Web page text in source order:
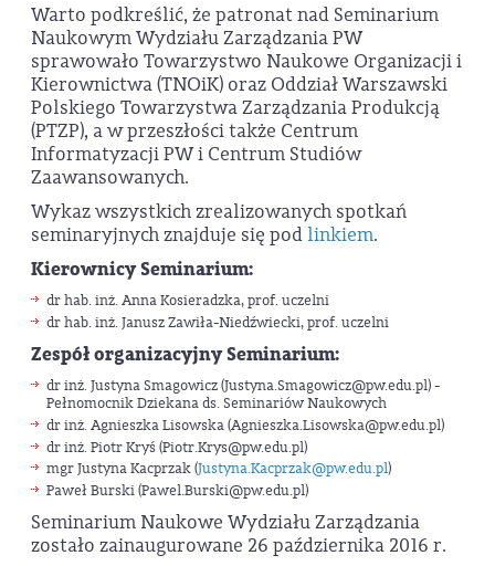
Warto podkreślić, że patronat nad Seminarium
Naukowym Wydziału Zarządzania PW
sprawowało Towarzystwo Naukowe Organizacji i
Kierownictwa (TNOiK) oraz Oddział Warszawski
Polskiego Towarzystwa Zarządzania Produkcją
(PTZP), a w przeszłości także Centrum
Informatyzacji PW i Centrum Studiów
Zaawansowanych.
Wykaz wszystkich zrealizowanych spotkań
seminaryjnych znajduje się pod linkiem.
Kierownicy Seminarium:
dr hab. inż. Anna Kosieradzka, prof. uczelni
dr hab. inż. Janusz Zawiła-Niedźwiecki, prof. uczelni
Zespół organizacyjny Seminarium:
dr inż. Justyna Smagowicz (Justyna.Smagowicz@pw.edu.pl) -
Pełnomocnik Dziekana ds. Seminariów Naukowych
dr inż. Agnieszka Lisowska (Agnieszka.Lisowska@pw.edu.pl)
dr inż. Piotr Kryś (Piotr.Krys@pw.edu.pl)
mgr Justyna Kacprzak (Justyna.Kacprzak@pw.edu.pl)
Paweł Burski (Pawel.Burski@pw.edu.pl)
Seminarium Naukowe Wydziału Zarządzania
zostało zainaugurowane 26 października 2016 r.